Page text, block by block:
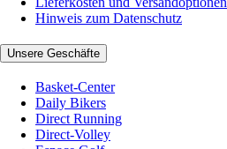
Hinweis zum Datenschutz
Unsere Geschäfte
Basket-Center
Daily Bikers
Direct Running
Direct-Volley